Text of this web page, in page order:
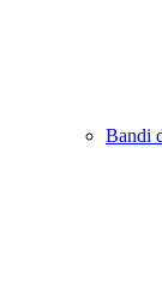
Bandi